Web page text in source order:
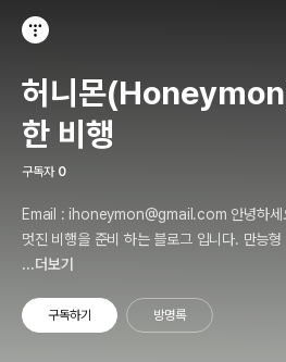
허니몬
한 비행
구독자 0
Email : ihoneymon@gmail.com 안녕하세
멋진 비행을 준비 하는 블로그 입니다. 만능
에게 인정받고, 즐겁고 행복하게 살기를 간절히 원합
...더보기
구독하기 방명록